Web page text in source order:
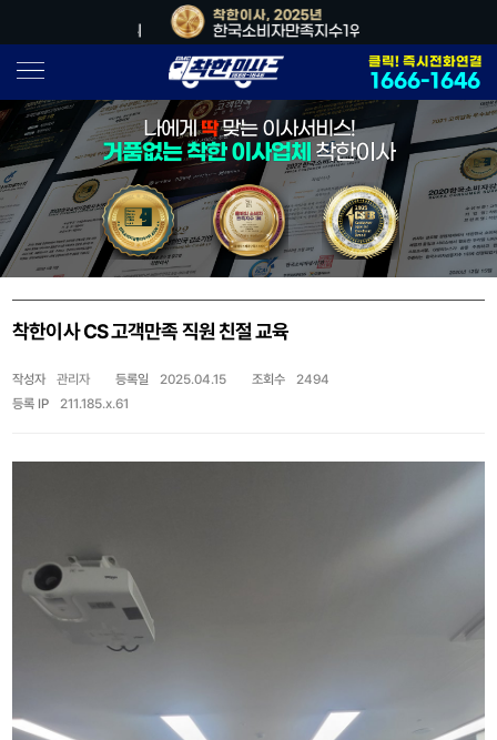
착한이사, 2025년
한국소비자만족지수1위
클릭! 즉시전화연결
1666-1646
나에게딱맞는 이사서비스!
거품없는 착한 이사업체 착한이사
착한이사 CS 고객만족 직원 친절 교육
작성자 관리자 등록일 2025.04.15 조회수
2494
등록 IP
211.185.x.61